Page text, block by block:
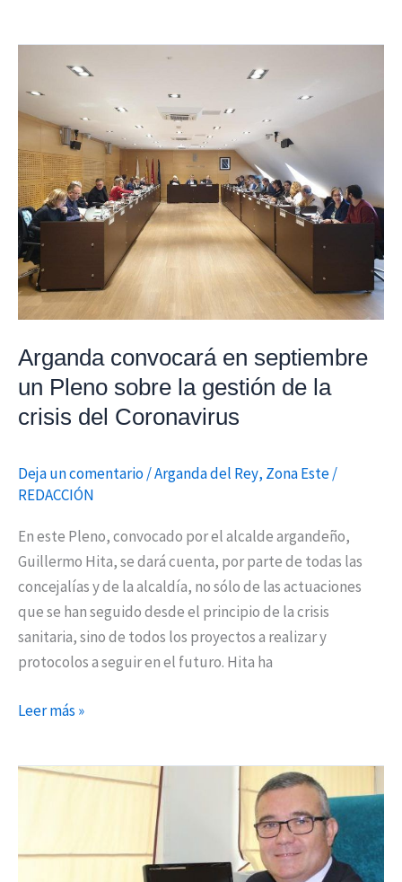
Arganda convocará en septiembre
un Pleno sobre la gestión de la
crisis del Coronavirus
Deja un comentario/Arganda del Rey, Zona Este/
REDACCIÓN
En este Pleno, convocado por el alcalde argandeño,
Guillermo Hita, se dará cuenta, por parte de todas las
concejalías y de la alcaldía, no sólo de las actuaciones
que se han seguido desde el principio de la crisis
sanitaria, sino de todos los proyectos a realizar y
protocolos a seguir en el futuro. Hita ha
convocará
en
septiembre
un
Pleno
sobre
la
gestión
de
del
Coronavirus
Leer más »
Guillermo
al